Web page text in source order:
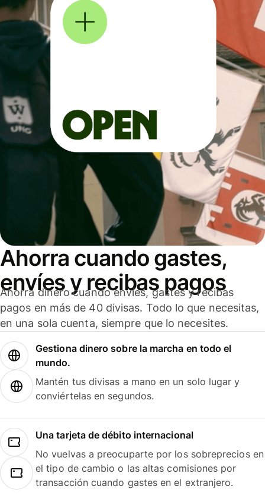
Ahorra cuando gastes,
envíes y recibas pagos
Ahorra dinero cuando envíes, gastes y recibas
pagos en más de 40 divisas. Todo lo que necesitas,
en una sola cuenta, siempre que lo necesites.
Gestiona dinero sobre la marcha en todo el
mundo.
Mantén tus divisas a mano en un solo lugar y
conviértelas en segundos.
Una tarjeta de débito internacional
No vuelvas a preocuparte por los sobreprecios en
el tipo de cambio o las altas comisiones por
transacción cuando gastes en el extranjero.